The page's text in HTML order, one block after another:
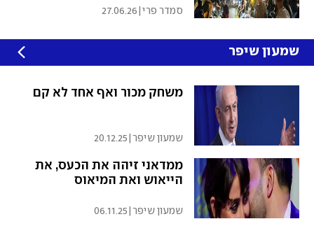
סמדר פרי|
27.06.26
שמעון שיפר
משחק מכור ואף אחד לא קם
שמעון שיפר|
20.12.25
ממדאני זיהה את הכעס, את
הייאוש ואת המיאוס
שמעון שיפר|
06.11.25